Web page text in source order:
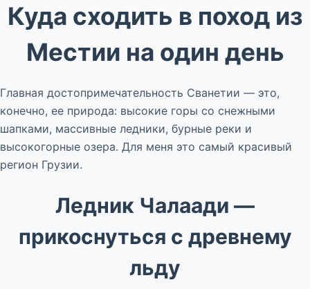
Куда сходить в поход из
Местии на один день
Главная достопримечательность Сванетии — это,
конечно, ее природа: высокие горы со снежными
шапками, массивные ледники, бурные реки и
высокогорные озера. Для меня это самый красивый
регион Грузии.
Ледник Чалаади —
прикоснуться с древнему
льду